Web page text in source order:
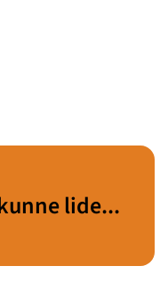
lide...